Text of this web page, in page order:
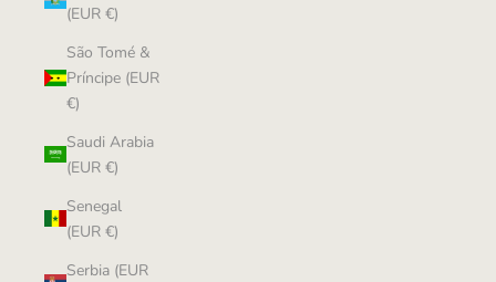
(EUR €)
São Tomé &
Príncipe (EUR
€)
Saudi Arabia
(EUR €)
Senegal
(EUR €)
Serbia (EUR